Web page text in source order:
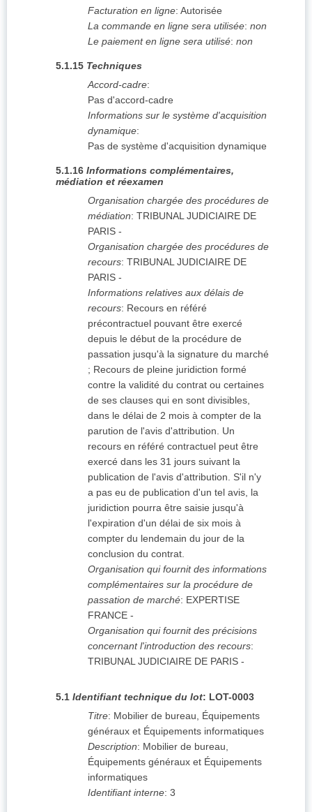
Facturation en ligne: Autorisée
La commande en ligne sera utilisée: non
Le paiement en ligne sera utilisé: non
5.1.15 Techniques
Accord-cadre:
Pas d'accord-cadre
Informations sur le système d'acquisition
dynamique:
Pas de système d'acquisition dynamique
5.1.16 Informations complémentaires,
médiation et réexamen
Organisation chargée des procédures de
médiation: TRIBUNAL JUDICIAIRE DE
PARIS -
Organisation chargée des procédures de
recours: TRIBUNAL JUDICIAIRE DE
PARIS -
Informations relatives aux délais de
recours: Recours en référé
précontractuel pouvant être exercé
depuis le début de la procédure de
passation jusqu'à la signature du marché
; Recours de pleine juridiction formé
contre la validité du contrat ou certaines
de ses clauses qui en sont divisibles,
dans le délai de 2 mois à compter de la
parution de l'avis d'attribution. Un
recours en référé contractuel peut être
exercé dans les 31 jours suivant la
publication de l'avis d'attribution. S'il n'y
a pas eu de publication d'un tel avis, la
juridiction pourra être saisie jusqu'à
l'expiration d'un délai de six mois à
compter du lendemain du jour de la
conclusion du contrat.
Organisation qui fournit des informations
complémentaires sur la procédure de
passation de marché: EXPERTISE
FRANCE -
Organisation qui fournit des précisions
concernant l'introduction des recours:
TRIBUNAL JUDICIAIRE DE PARIS -
5.1 Identifiant technique du lot: LOT-0003
Titre: Mobilier de bureau, Équipements
généraux et Équipements informatiques
Description: Mobilier de bureau,
Équipements généraux et Équipements
informatiques
Identifiant interne: 3